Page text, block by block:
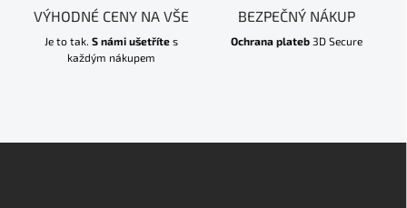
VÝHODNÉ CENY NA VŠE
Je to tak. S námi ušetřítes
každým nákupem
BEZPEČNÝ NÁKUP
Ochrana plateb3D Secure